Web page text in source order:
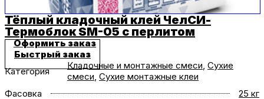
Тёплый кладочный клей ЧелСИ-
Термоблок SM-05 с перлитом
Оформить заказ
Быстрый заказ
Категория
Кладочные и монтажные смеси, Сухие
смеси, Сухие монтажные клеи
Фасовка
25 кг